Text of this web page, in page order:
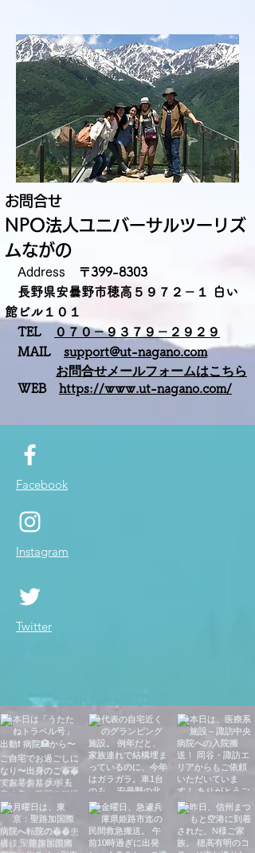
お問合せ
NPO法人ユニバーサルツーリズ
ムながの
Address
〒399-8303
長野県安曇野市穂高５９７２－１ 白い
館ビル１０１
TEL
０７０－９３７９－２９２９
MAIL support@ut-nagano.com
お問合せメールフォームはこちら
WEB https://www.ut-nagano.com/
Facebook
Instagram
Twitter